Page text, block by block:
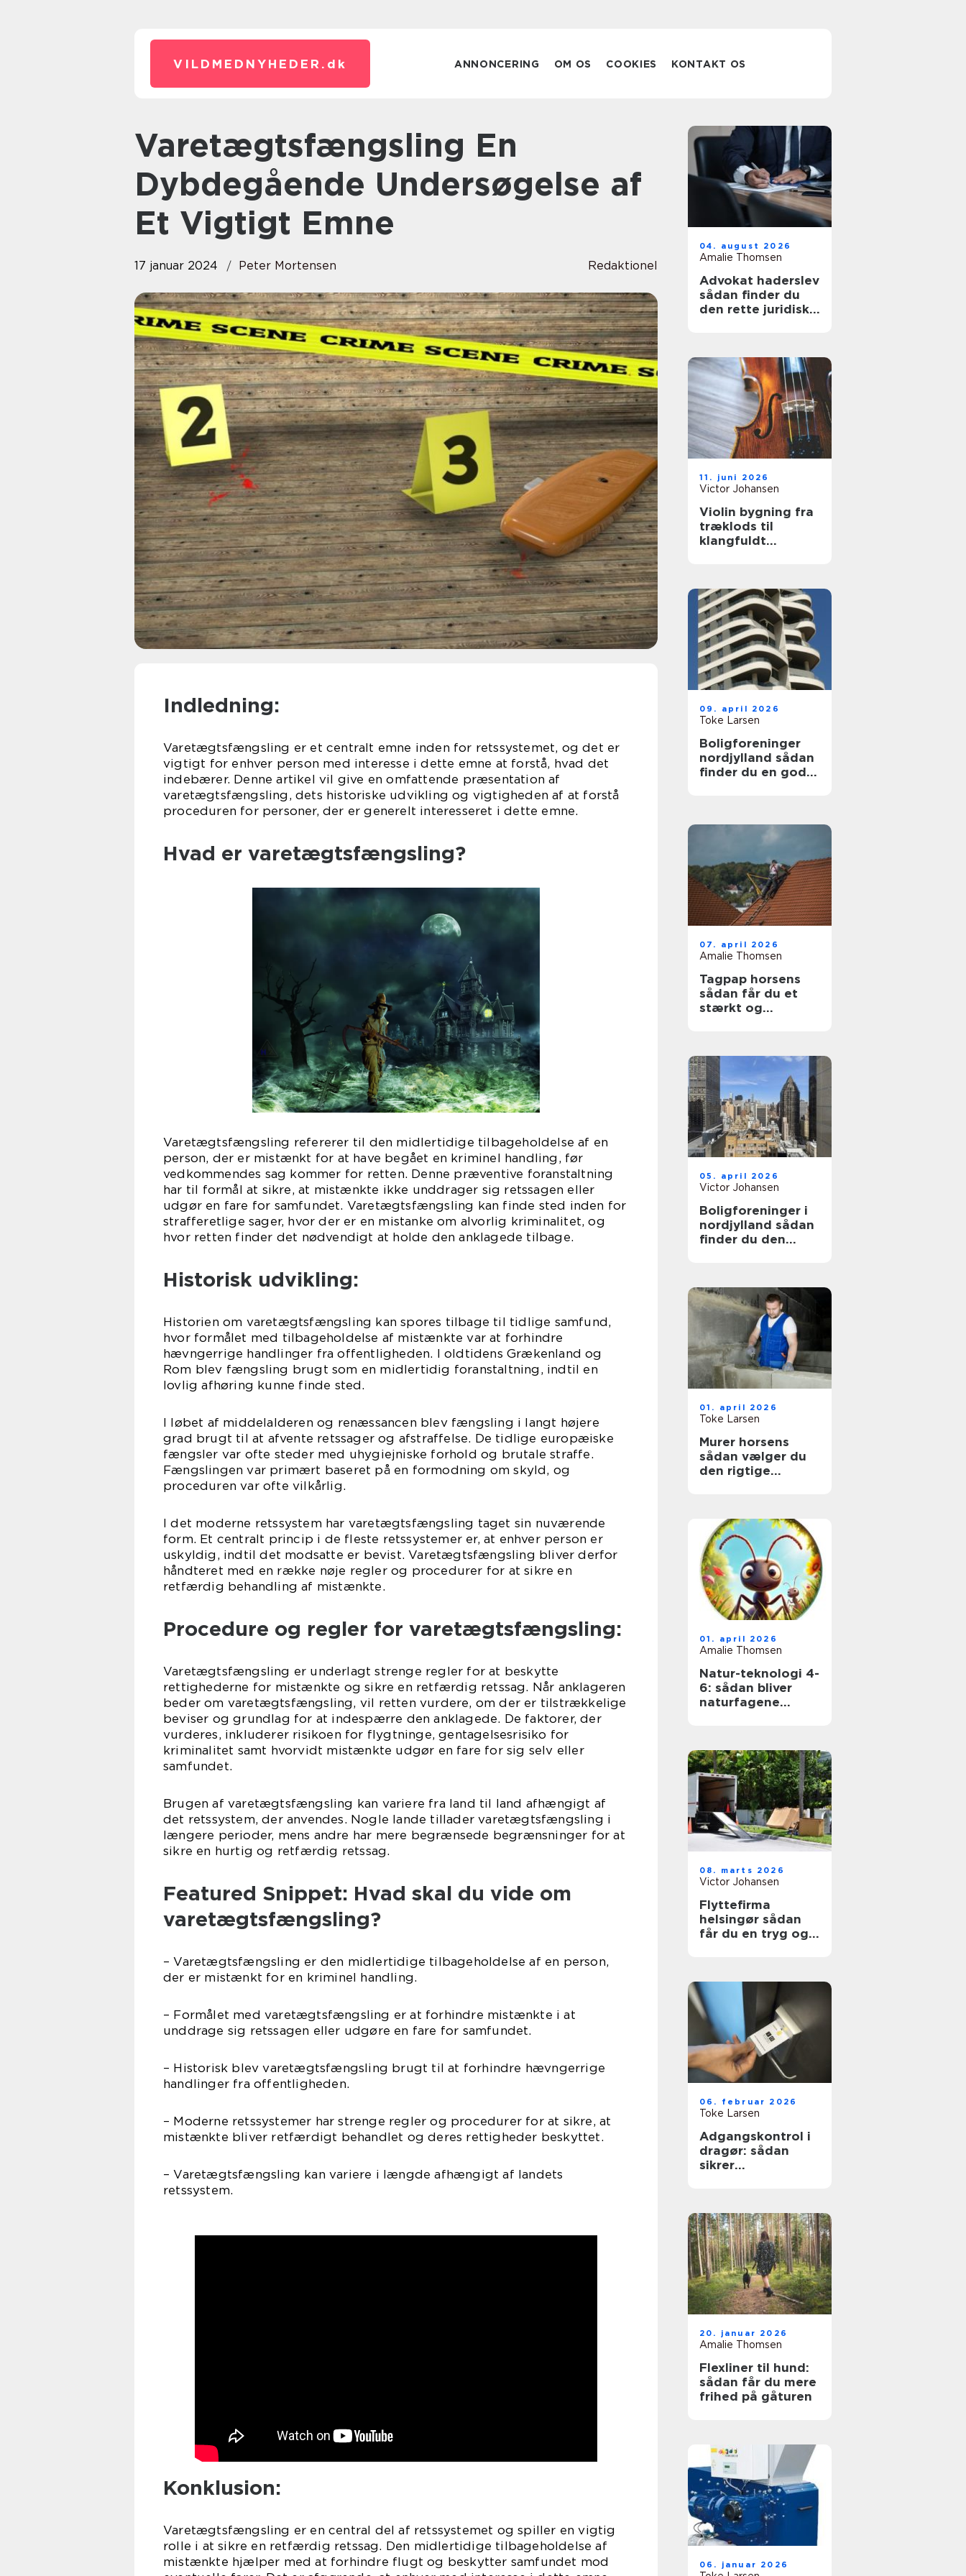
VILDMEDNYHEDER. dk ANNONCERING OM OS COOKIES KONTAKT OS
Varetægtsfængsling En
Dybdegående Undersøgelse af
Et Vigtigt Emne
17 januar 2024 Peter Mortensen Redaktionel
Indledning:
Varetægtsfængsling er et centralt emne inden for retssystemet, og det er
vigtigt for enhver person med interesse i dette emne at forstå, hvad det
indebærer. Denne artikel vil give en omfattende præsentation af
varetægtsfængsling, dets historiske udvikling og vigtigheden af at forstå
proceduren for personer, der er generelt interesseret i dette emne.
Hvad er varetægtsfængsling?
Varetægtsfængsling refererer til den midlertidige tilbageholdelse af en
person, der er mistænkt for at have begået en kriminel handling, før
vedkommendes sag kommer for retten. Denne præventive foranstaltning
har til formål at sikre, at mistænkte ikke unddrager sig retssagen eller
udgør en fare for samfundet. Varetægtsfængsling kan finde sted inden for
strafferetlige sager, hvor der er en mistanke om alvorlig kriminalitet, og
hvor retten finder det nødvendigt at holde den anklagede tilbage.
Historisk udvikling:
Historien om varetægtsfængsling kan spores tilbage til tidlige samfund,
hvor formålet med tilbageholdelse af mistænkte var at forhindre
hævngerrige handlinger fra offentligheden. I oldtidens Grækenland og
Rom blev fængsling brugt som en midlertidig foranstaltning, indtil en
lovlig afhøring kunne finde sted.
I løbet af middelalderen og renæssancen blev fængsling i langt højere
grad brugt til at afvente retssager og afstraffelse. De tidlige europæiske
fængsler var ofte steder med uhygiejniske forhold og brutale straffe.
Fængslingen var primært baseret på en formodning om skyld, og
proceduren var ofte vilkårlig.
I det moderne retssystem har varetægtsfængsling taget sin nuværende
form. Et centralt princip i de fleste retssystemer er, at enhver person er
uskyldig, indtil det modsatte er bevist. Varetægtsfængsling bliver derfor
håndteret med en række nøje regler og procedurer for at sikre en
retfærdig behandling af mistænkte.
Procedure og regler for varetægtsfængsling:
Varetægtsfængsling er underlagt strenge regler for at beskytte
rettighederne for mistænkte og sikre en retfærdig retssag. Når anklageren
beder om varetægtsfængsling, vil retten vurdere, om der er tilstrækkelige
beviser og grundlag for at indespærre den anklagede. De faktorer, der
vurderes, inkluderer risikoen for flygtninge, gentagelsesrisiko for
kriminalitet samt hvorvidt mistænkte udgør en fare for sig selv eller
samfundet.
Brugen af varetægtsfængsling kan variere fra land til land afhængigt af
det retssystem, der anvendes. Nogle lande tillader varetægtsfængsling i
længere perioder, mens andre har mere begrænsede begrænsninger for at
sikre en hurtig og retfærdig retssag.
Featured Snippet: Hvad skal du vide om
varetægtsfængsling?
– Varetægtsfængsling er den midlertidige tilbageholdelse af en person,
der er mistænkt for en kriminel handling.
– Formålet med varetægtsfængsling er at forhindre mistænkte i at
unddrage sig retssagen eller udgøre en fare for samfundet.
– Historisk blev varetægtsfængsling brugt til at forhindre hævngerrige
handlinger fra offentligheden.
– Moderne retssystemer har strenge regler og procedurer for at sikre, at
mistænkte bliver retfærdigt behandlet og deres rettigheder beskyttet.
– Varetægtsfængsling kan variere i længde afhængigt af landets
retssystem.
Konklusion:
Varetægtsfængsling er en central del af retssystemet og spiller en vigtig
rolle i at sikre en retfærdig retssag. Den midlertidige tilbageholdelse af
mistænkte hjælper med at forhindre flugt og beskytter samfundet mod
04. august 2026
Amalie Thomsen
Advokat haderslev
sådan finder du
den rette juridiske
11. juni 2026
Victor Johansen
Violin bygning fra
træklods til
klangfuldt
09. april 2026
Toke Larsen
Boligforeninger
nordjylland sådan
finder du en god
07. april 2026
Amalie Thomsen
Tagpap horsens
sådan får du et
stærkt og
05. april 2026
Victor Johansen
Boligforeninger i
nordjylland sådan
finder du den
01. april 2026
Toke Larsen
Murer horsens
sådan vælger du
den rigtige
01. april 2026
Amalie Thomsen
Natur-teknologi 4-
6: sådan bliver
naturfagene
08. marts 2026
Victor Johansen
Flyttefirma
helsingør sådan
får du en tryg og
06. februar 2026
Toke Larsen
Adgangskontrol i
dragør: sådan
sikrer
20. januar 2026
Amalie Thomsen
Flexliner til hund:
sådan får du mere
frihed på gåturen
06. januar 2026